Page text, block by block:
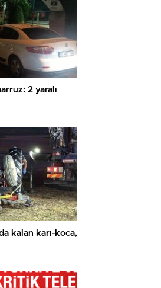
2 yaralı
kalan karı-koca,